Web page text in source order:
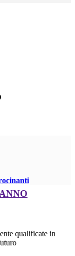
qualificate in